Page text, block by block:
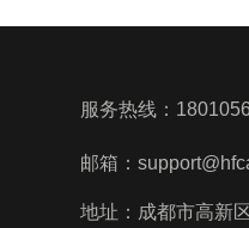
服务热线：
邮箱：
地址：成都市高新